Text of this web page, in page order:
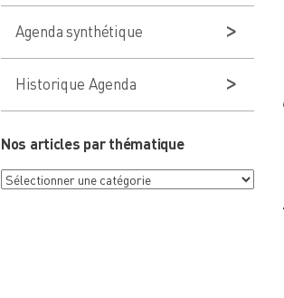
Agenda synthétique
Historique Agenda
Nos articles par thématique
Nos
articles